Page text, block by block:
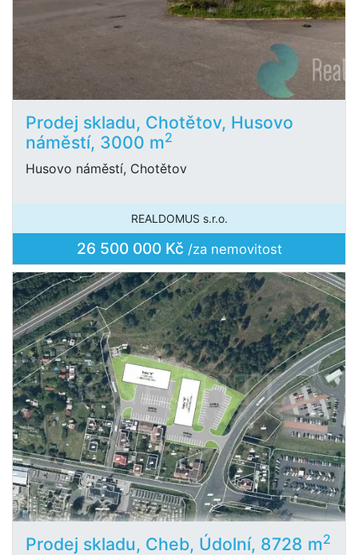
Prodej skladu, Chotětov, Husovo
náměstí, 3000 m2
Husovo náměstí, Chotětov
REALDOMUS s.r.o.
26 500 000 Kč /za nemovitost
Prodej skladu, Cheb, Údolní, 8728 m2